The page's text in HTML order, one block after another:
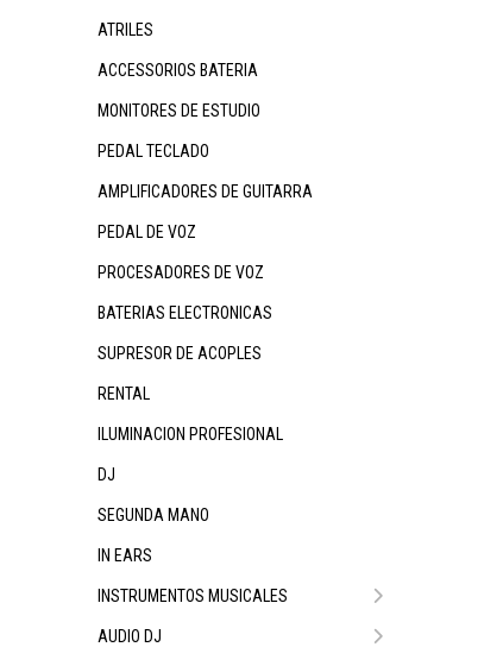
ATRILES
ACCESSORIOS BATERIA
MONITORES DE ESTUDIO
PEDAL TECLADO
AMPLIFICADORES DE GUITARRA
PEDAL DE VOZ
PROCESADORES DE VOZ
BATERIAS ELECTRONICAS
SUPRESOR DE ACOPLES
RENTAL
ILUMINACION PROFESIONAL
DJ
SEGUNDA MANO
IN EARS
INSTRUMENTOS MUSICALES
AUDIO DJ